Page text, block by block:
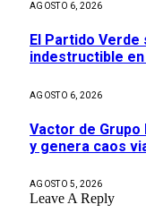
AGOSTO 6, 2026
El Partido
indestructible
AGOSTO 6, 2026
Vactor de Grupo
y genera caos
AGOSTO 5, 2026
Leave A Reply